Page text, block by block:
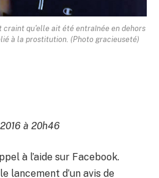
craint qu'elle ait été entraînée en dehors
à la prostitution. (Photo gracieuseté)
à 20h46
à l’aide sur Facebook.
lancement d’un avis de